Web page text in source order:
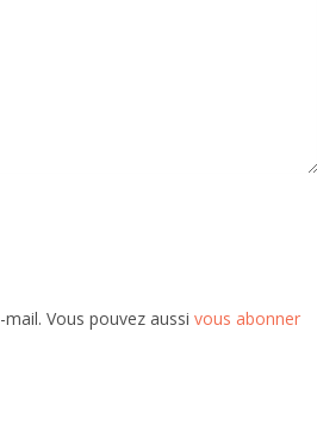
Vous pouvez aussi vous abonner